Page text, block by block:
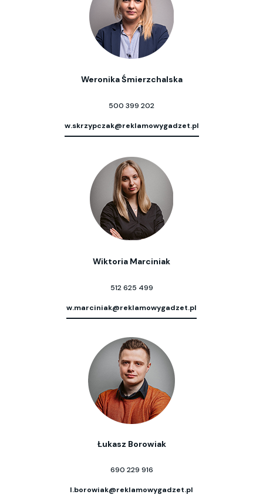
Weronika Śmierzchalska
500 399 202
w.skrzypczak@reklamowygadzet.pl
Wiktoria Marciniak
512 625 499
w.marciniak@reklamowygadzet.pl
Łukasz Borowiak
690 229 916
l.borowiak@reklamowygadzet.pl